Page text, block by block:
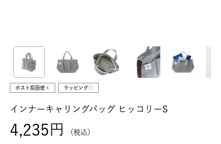
ポスト投函便× ラッピング○
インナーキャリングバッグ ヒッコリーS
4,235 税込